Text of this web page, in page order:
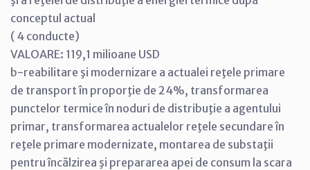
conceptul actual
( 4 conducte)
VALOARE: 119,1 milioane USD
b-reabilitare şi modernizare a actualei reţele primare
de transport în proporţie de 24%, transformarea
punctelor termice în noduri de distribuţie a agentului
primar, transformarea actualelor reţele secundare în
reţele primare modernizate, montarea de substaţii
pentru încălzirea şi prepararea apei de consum la scara